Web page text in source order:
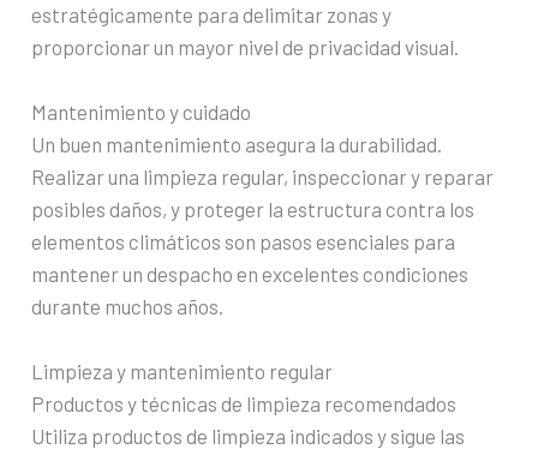
estratégicamente para delimitar zonas y
proporcionar un mayor nivel de privacidad visual.
Mantenimiento y cuidado
Un buen mantenimiento asegura la durabilidad.
Realizar una limpieza regular, inspeccionar y reparar
posibles daños, y proteger la estructura contra los
elementos climáticos son pasos esenciales para
mantener un despacho en excelentes condiciones
durante muchos años.
Limpieza y mantenimiento regular
Productos y técnicas de limpieza recomendados
Utiliza productos de limpieza indicados y sigue las